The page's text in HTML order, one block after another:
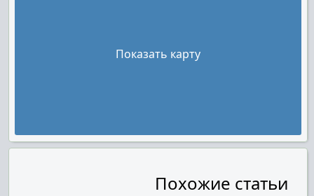
Показать карту
Похожие статьи